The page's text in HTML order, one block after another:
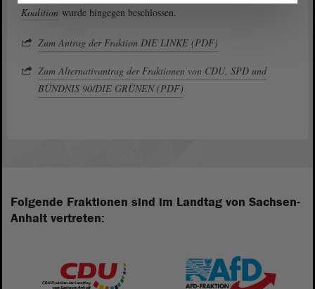
Koalition wurde hingegen beschlossen.
Zum Antrag der Fraktion DIE LINKE (PDF)
Zum Alternativantrag der Fraktionen von CDU, SPD und
BÜNDNIS 90/DIE GRÜNEN (PDF)
Folgende Fraktionen sind im Landtag von Sachsen-
Anhalt vertreten: